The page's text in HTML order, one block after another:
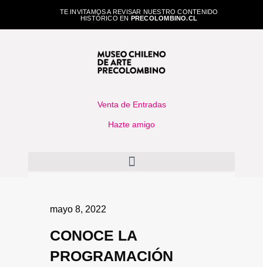
TE INVITAMOS A REVISAR NUESTRO CONTENIDO
HISTÓRICO EN PRECOLOMBINO.CL
Venta de Entradas
Hazte amigo
mayo 8, 2022
CONOCE LA
PROGRAMACIÓN